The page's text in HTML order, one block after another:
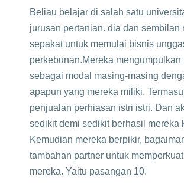
Beliau belajar di salah satu
jurusan pertanian. dia dan sembilan
sepakat untuk memulai bisnis
perkebunan.Mereka mengumpulkan
sebagai modal masing-masing
apapun yang mereka miliki.
penjualan perhiasan istri istri. Dan
sedikit demi sedikit berhasil mereka
Kemudian mereka berpikir,
tambahan partner untuk
mereka. Yaitu pasangan 10.